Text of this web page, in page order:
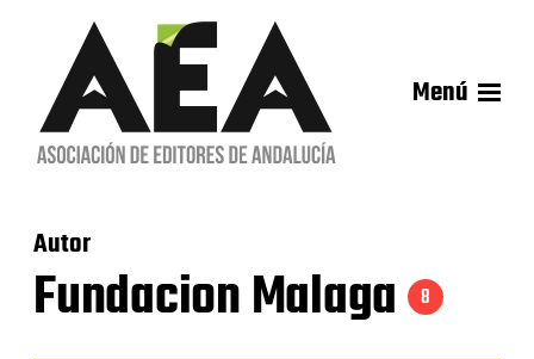
Menú
Autor
Fundacion Malaga 8